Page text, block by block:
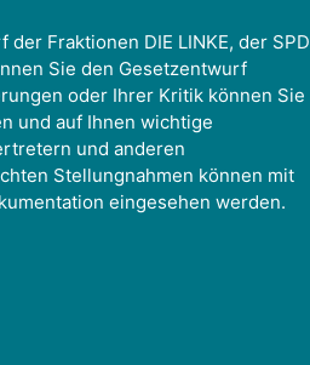
Fraktionen DIE LINKE, der SPD
Sie den Gesetzentwurf
oder Ihrer Kritik können Sie
und auf Ihnen wichtige
und anderen
Stellungnahmen können mit
eingesehen werden.